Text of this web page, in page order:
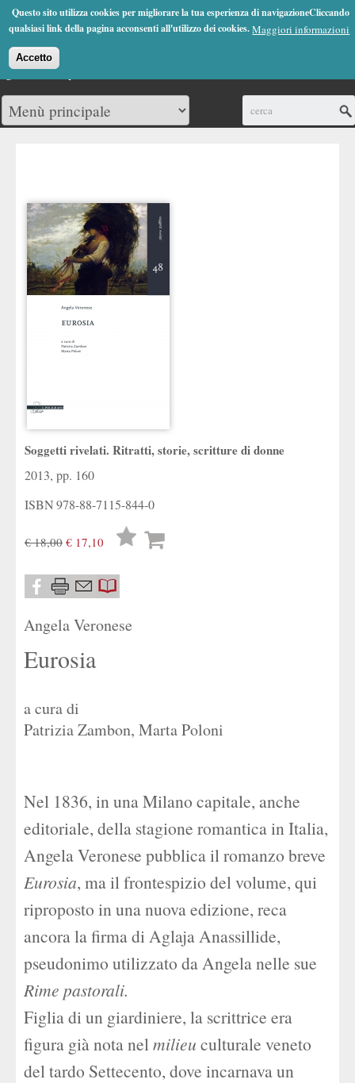
Questo sito utilizza cookies per migliorare la tua esperienza di navigazioneCliccando
qualsiasi link della pagina acconsenti all'utilizzo dei cookies.Maggiori informazioni
Accetto
Jump to Navigation
(0)
Soggetti rivelati. Ritratti, storie, scritture di donne
2013, pp. 160
ISBN978-88-7115-844-0
€ 18,00 € 17,10
Lista
Angela Veronese
Eurosia
a cura di
Patrizia Zambon, Marta Poloni
Nel 1836, in una Milano capitale, anche
editoriale, della stagione romantica in Italia,
Angela Veronese pubblica il romanzo breve
Eurosia, ma il frontespizio del volume, qui
riproposto in una nuova edizione, reca
ancora la firma di Aglaja Anassillide,
pseudonimo utilizzato da Angela nelle sue
Rime pastorali.
Figlia di un giardiniere, la scrittrice era
figura già nota nelmilieu culturale veneto
del tardo Settecento, dove incarnava un